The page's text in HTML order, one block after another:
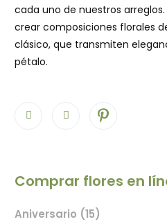
cada uno de nuestros
crear composiciones florales
clásico, que transmiten
pétalo.
Comprar flores en
Aniversario (15)